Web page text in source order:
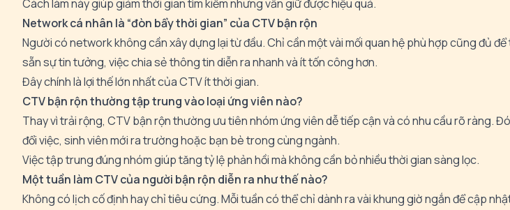
Cách làm này giúp giảm thời gian tìm kiếm nhưng vẫn giữ được hiệu quả.
Network cá nhân là “đòn bẩy thời gian” của CTV bận rộn
Người có network không cần xây dựng lại từ đầu. Chỉ cần một vài mối quan hệ phù hợp cũng đủ
sẵn sự tin tưởng, việc chia sẻ thông tin diễn ra nhanh và ít tốn công hơn.
Đây chính là lợi thế lớn nhất của CTV ít thời gian.
CTV bận rộn thường tập trung vào loại ứng viên nào?
Thay vì trải rộng, CTV bận rộn thường ưu tiên nhóm ứng viên dễ tiếp cận và có nhu cầu rõ ràng.
đổi việc, sinh viên mới ra trường hoặc bạn bè trong cùng ngành.
Việc tập trung đúng nhóm giúp tăng tỷ lệ phản hồi mà không cần bỏ nhiều thời gian sàng lọc.
Một tuần làm CTV của người bận rộn diễn ra như thế nào?
Không có lịch cố định hay chỉ tiêu cứng. Mỗi tuần có thể chỉ dành ra vài khung giờ ngắn để cập